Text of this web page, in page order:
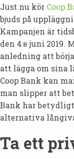
Just nu kör Coop
bjuds på
Kampanjen är
den 4:e juni 2019.
anledning att
att lägga om sina
Coop Bank kan
man slipper att
Bank har
alternativa
Ta ett